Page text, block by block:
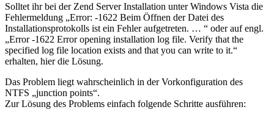
Solltet ihr bei der Zend Server Installation unter Windows Vista die
Fehlermeldung „Error: -1622 Beim Öffnen der Datei des
Installationsprotokolls ist ein Fehler aufgetreten. … “ oder auf engl.
„Error -1622 Error opening installation log file. Verify that the
specified log file location exists and that you can write to it.“
erhalten, hier die Lösung.
Das Problem liegt wahrscheinlich in der Vorkonfiguration des
NTFS „junction points“.
Zur Lösung des Problems einfach folgende Schritte ausführen: